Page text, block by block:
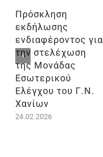
Πρόσκληση
εκδήλωσης
ενδιαφέροντος για
την στελέχωση
της Μονάδας
Εσωτερικού
Ελέγχου του Γ.Ν.
Χανίων
24.02.2026